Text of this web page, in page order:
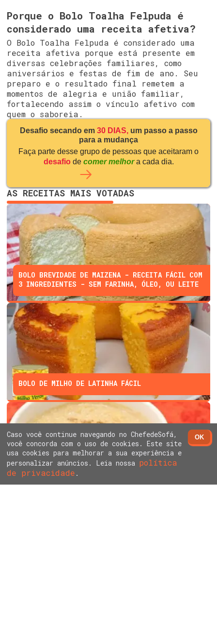
Porque o Bolo Toalha Felpuda é
considerado uma receita afetiva?
O Bolo Toalha Felpuda é considerado uma
receita afetiva porque está presente em
diversas celebrações familiares, como
aniversários e festas de fim de ano. Seu
preparo e o resultado final remetem a
momentos de alegria e união familiar,
fortalecendo assim o vínculo afetivo com
quem o saboreia.
Desafio secando em 30 DIAS, um passo a passo
para a mudança
Faça parte desse grupo de pessoas que aceitaram o
desafio de comer melhora cada dia.
AS RECEITAS MAIS VOTADAS
BOLO BREVIDADE DE MAIZENA - RECEITA FÁCIL COM
3 INGREDIENTES - SEM FARINHA, ÓLEO, OU LEITE
BOLO DE MILHO DE LATINHA FÁCIL
ARROZ DOCE SEM LEITE CONDENSADO E CREME DE
LEITE
Caso você continue navegando no ChefedeSofá,
você concorda com o uso de cookies. Este site
usa cookies para melhorar a sua experiência e
personalizar anúncios. Leia nossa política
de privacidade .
OK